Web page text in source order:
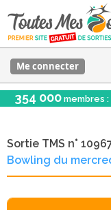
Me connecter
354 000 membres :
Sortie TMS n°
Bowling du